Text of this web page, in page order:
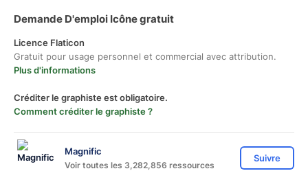
Demande D'emploi Icône gratuit
Licence Flaticon
Gratuit pour usage personnel et commercial avec attribution.
Plus d'informations
Créditer le graphiste est obligatoire.
Comment créditer le graphiste ?
Magnific
Voir toutes les 3,282,856 ressources
Suivre